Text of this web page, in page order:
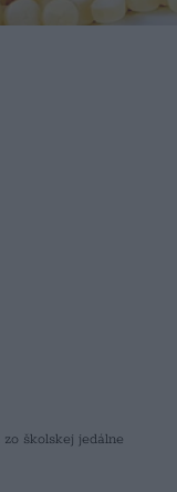
školskej jedálne